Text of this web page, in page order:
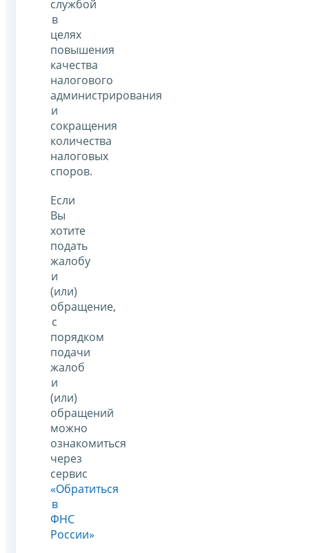
службой
в
целях
повышения
качества
налогового
администрирования
и
сокращения
количества
налоговых
споров.
Если
Вы
хотите
подать
жалобу
и
(или)
обращение,
с
порядком
подачи
жалоб
и
(или)
обращений
можно
ознакомиться
через
сервис
«Обратиться
в
ФНС
России»